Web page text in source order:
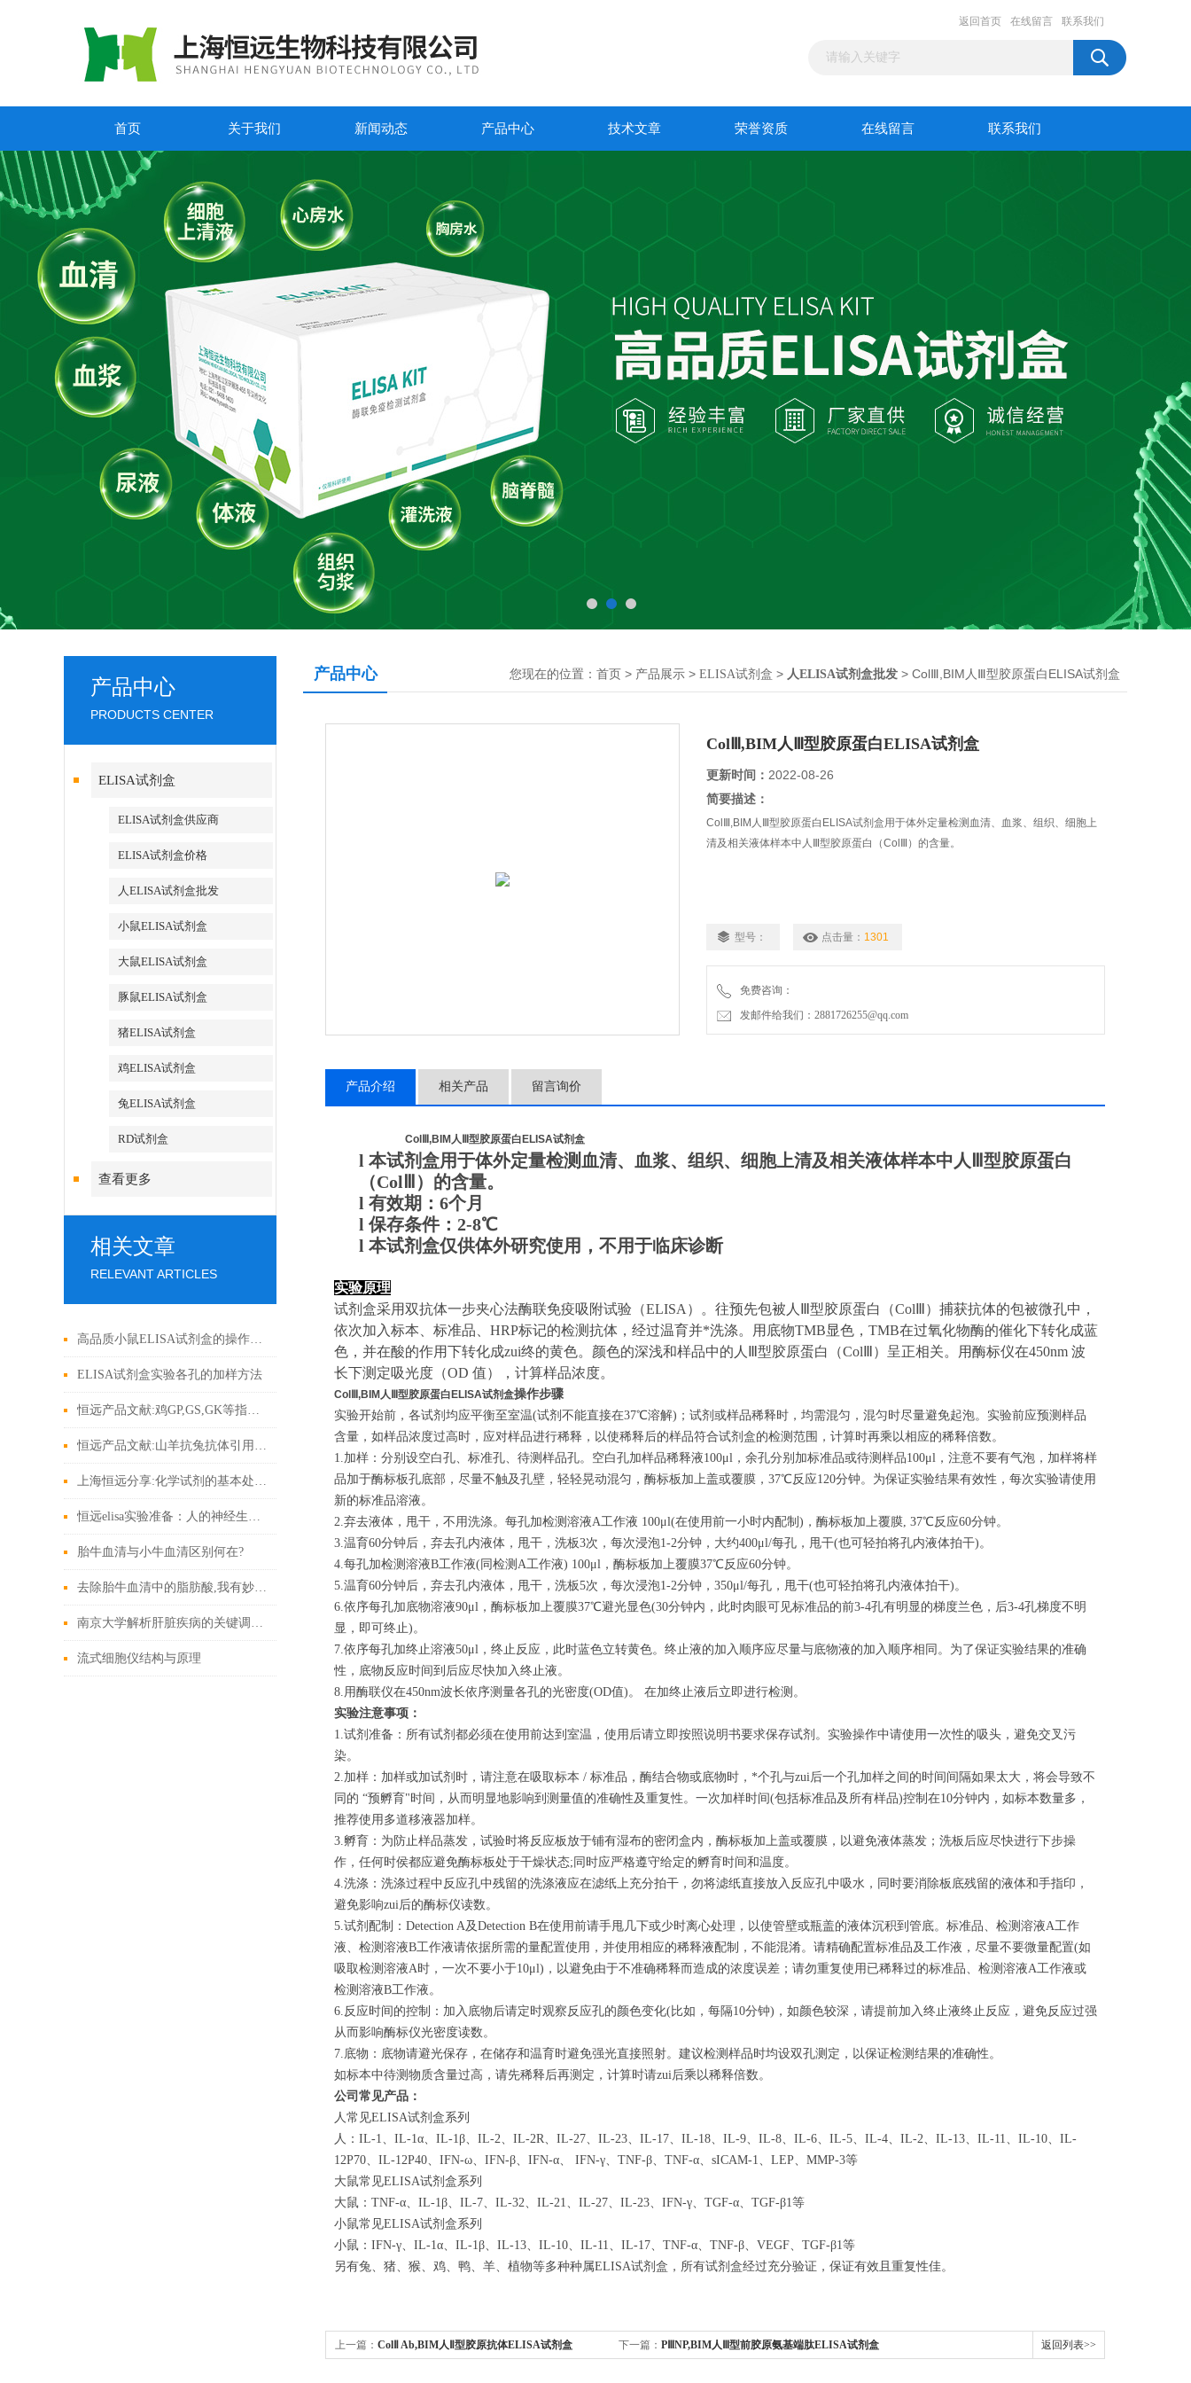
返回首页 在线留言 联系我们
首页 关于我们 新闻动态 产品中心 技术文章 荣誉资质 在线留言 联系我们
产品中心
PRODUCTS CENTER
ELISA试剂盒
ELISA试剂盒供应商
ELISA试剂盒价格
人ELISA试剂盒批发
小鼠ELISA试剂盒
大鼠ELISA试剂盒
豚鼠ELISA试剂盒
猪ELISA试剂盒
鸡ELISA试剂盒
兔ELISA试剂盒
RD试剂盒
查看更多
相关文章
RELEVANT ARTICLES
高品质小鼠ELISA试剂盒的操作秘密
ELISA试剂盒实验各孔的加样方法
恒远产品文献:鸡GP,GS,GK等指标ELISA试剂盒引用文献
恒远产品文献:山羊抗兔抗体引用文献
上海恒远分享:化学试剂的基本处理方法有哪些?
恒远elisa实验准备：人的神经生长因子（NGF）
胎牛血清与小牛血清区别何在?
去除胎牛血清中的脂肪酸,我有妙招!
南京大学解析肝脏疾病的关键调控信号
流式细胞仪结构与原理
产品中心 您现在的位置： 首页 > 产品展示 > ELISA试剂盒 > 人ELISA试剂盒批发 > ColⅢ,BIM人Ⅲ型胶原蛋白ELISA试剂盒
ColⅢ,BIM人Ⅲ型胶原蛋白ELISA试剂盒
更新时间： 2022-08-26
简要描述：
ColⅢ,BIM人Ⅲ型胶原蛋白ELISA试剂盒用于体外定量检测血清、血浆、组织、细胞上
清及相关液体样本中人Ⅲ型胶原蛋白（ColⅢ）的含量。
型号： 点击量： 1301
免费咨询：
发邮件给我们：2881726255@qq.com
产品介绍 相关产品 留言询价
ColⅢ,BIM人Ⅲ型胶原蛋白ELISA试剂盒
l 本试剂盒用于体外定量检测血清、血浆、组织、细胞上清及相关液体样本中 人Ⅲ型胶原蛋白
（ColⅢ
）的含量。
l 有效期：6个月
l 保存条件： 2-8℃
l 本试剂盒仅供体外研究使用，不用于临床诊断
实验原理
试剂盒采用双抗体一步夹心法酶联免疫吸附试验（ELISA）。 往预先包被 人Ⅲ型胶原蛋白 （ColⅢ
）捕获抗体的包被微孔中，
依次加入标本、标准品、HRP标记的检测抗体，经过温育并*洗涤。用底物TMB显色，TMB在过氧化物酶的催化下转化成蓝
色，并在酸的作用下转化成zui终的黄色。颜色的深浅和样品中的 人Ⅲ型胶原蛋白 （ColⅢ ）呈正相关。用酶标仪在450nm 波
长下测定吸光度（OD 值），计算样品浓度。
ColⅢ,BIM人Ⅲ型胶原蛋白ELISA试剂盒操作步骤
实验开始前，各试剂均应平衡至室温(试剂不能直接在37℃溶解)；试剂或样品稀释时，均需混匀，混匀时尽量避免起泡。实验前应预测样品
含量，如样品浓度过高时，应对样品进行稀释，以使稀释后的样品符合试剂盒的检测范围，计算时再乘以相应的稀释倍数。
1.加样：分别设空白孔、标准孔、待测样品孔。空白孔加样品稀释液100μl，余孔分别加标准品或待测样品100μl，注意不要有气泡，加样将样
品加于酶标板孔底部，尽量不触及孔壁，轻轻晃动混匀，酶标板加上盖或覆膜，37℃反应120分钟。为保证实验结果有效性，每次实验请使用
新的标准品溶液。
2.弃去液体，甩干，不用洗涤。每孔加检测溶液A工作液 100μl(在使用前一小时内配制)，酶标板加上覆膜, 37℃反应60分钟。
3.温育60分钟后，弃去孔内液体，甩干，洗板3次，每次浸泡1-2分钟，大约400μl/每孔，甩干(也可轻拍将孔内液体拍干)。
4.每孔加检测溶液B工作液(同检测A工作液) 100μl，酶标板加上覆膜37℃反应60分钟。
5.温育60分钟后，弃去孔内液体，甩干，洗板5次，每次浸泡1-2分钟，350μl/每孔，甩干(也可轻拍将孔内液体拍干)。
6.依序每孔加底物溶液90μl，酶标板加上覆膜37℃避光显色(30分钟内，此时肉眼可见标准品的前3-4孔有明显的梯度兰色，后3-4孔梯度不明
显，即可终止)。
7.依序每孔加终止溶液50μl，终止反应，此时蓝色立转黄色。终止液的加入顺序应尽量与底物液的加入顺序相同。为了保证实验结果的准确
性，底物反应时间到后应尽快加入终止液。
8.用酶联仪在450nm波长依序测量各孔的光密度(OD值)。 在加终止液后立即进行检测。
实验注意事项：
1.试剂准备：所有试剂都必须在使用前达到室温，使用后请立即按照说明书要求保存试剂。实验操作中请使用一次性的吸头，避免交叉污
染。
2.加样：加样或加试剂时，请注意在吸取标本 / 标准品，酶结合物或底物时，*个孔与zui后一个孔加样之间的时间间隔如果太大，将会导致不
同的 “预孵育"时间，从而明显地影响到测量值的准确性及重复性。一次加样时间(包括标准品及所有样品)控制在10分钟内，如标本数量多，
推荐使用多道移液器加样。
3.孵育：为防止样品蒸发，试验时将反应板放于铺有湿布的密闭盒内，酶标板加上盖或覆膜，以避免液体蒸发；洗板后应尽快进行下步操
作，任何时侯都应避免酶标板处于干燥状态;同时应严格遵守给定的孵育时间和温度。
4.洗涤：洗涤过程中反应孔中残留的洗涤液应在滤纸上充分拍干，勿将滤纸直接放入反应孔中吸水，同时要消除板底残留的液体和手指印，
避免影响zui后的酶标仪读数。
5.试剂配制：Detection A及Detection B在使用前请手甩几下或少时离心处理，以使管壁或瓶盖的液体沉积到管底。标准品、检测溶液A工作
液、检测溶液B工作液请依据所需的量配置使用，并使用相应的稀释液配制，不能混淆。请精确配置标准品及工作液，尽量不要微量配置(如
吸取检测溶液A时，一次不要小于10μl)，以避免由于不准确稀释而造成的浓度误差；请勿重复使用已稀释过的标准品、检测溶液A工作液或
检测溶液B工作液。
6.反应时间的控制：加入底物后请定时观察反应孔的颜色变化(比如，每隔10分钟)，如颜色较深，请提前加入终止液终止反应，避免反应过强
从而影响酶标仪光密度读数。
7.底物：底物请避光保存，在储存和温育时避免强光直接照射。建议检测样品时均设双孔测定，以保证检测结果的准确性。
如标本中待测物质含量过高，请先稀释后再测定，计算时请zui后乘以稀释倍数。
公司常见产品：
人常见ELISA试剂盒系列
人：IL-1、IL-1α、IL-1β、IL-2、IL-2R、IL-27、IL-23、IL-17、IL-18、IL-9、IL-8、IL-6、IL-5、IL-4、IL-2、IL-13、IL-11、IL-10、IL-
12P70、IL-12P40、IFN-ω、IFN-β、IFN-α、 IFN-γ、TNF-β、TNF-α、sICAM-1、LEP、MMP-3等
大鼠常见ELISA试剂盒系列
大鼠：TNF-α、IL-1β、IL-7、IL-32、IL-21、IL-27、IL-23、IFN-γ、TGF-α、TGF-β1等
小鼠常见ELISA试剂盒系列
小鼠：IFN-γ、IL-1α、IL-1β、IL-13、IL-10、IL-11、IL-17、TNF-α、TNF-β、VEGF、TGF-β1等
另有兔、猪、猴、鸡、鸭、羊、植物等多种种属ELISA试剂盒，所有试剂盒经过充分验证，保证有效且重复性佳。
上一篇： ColⅡ Ab,BIM人Ⅱ型胶原抗体ELISA试剂盒 下一篇： PⅢNP,BIM人Ⅲ型前胶原氨基端肽ELISA试剂盒 返回列表>>